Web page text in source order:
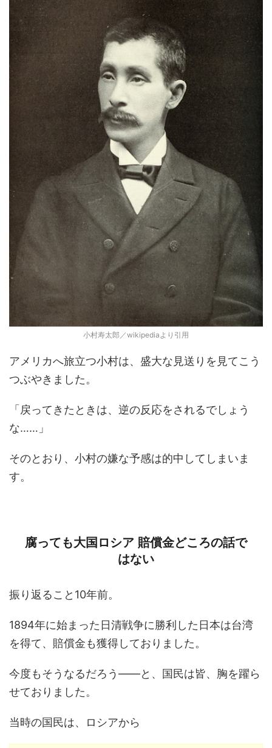
小村寿太郎／wikipediaより引用
アメリカへ旅立つ小村は、盛大な見送りを見てこう
つぶやきました。
「戻ってきたときは、逆の反応をされるでしょう
な……」
そのとおり、小村の嫌な予感は的中してしまいま
す。
腐っても大国ロシア 賠償金どころの話で
はない
振り返ること10年前。
1894年に始まった日清戦争に勝利した日本は台湾
を得て、賠償金も獲得しておりました。
今度もそうなるだろう――と、国民は皆、胸を躍ら
せておりました。
当時の国民は、ロシアから